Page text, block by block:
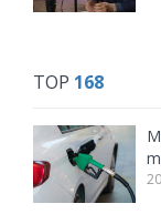
TOP 168